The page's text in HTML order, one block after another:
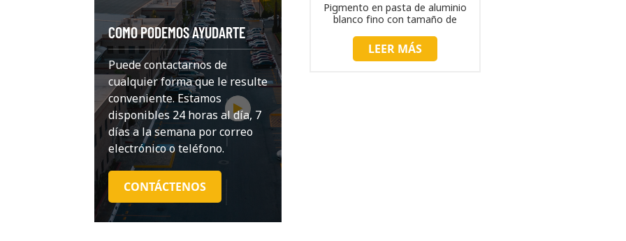
COMO PODEMOS AYUDARTE
Puede contactarnos de
cualquier forma que le resulte
conveniente. Estamos
disponibles 24 horas al día, 7
días a la semana por correo
electrónico o teléfono.
CONTÁCTENOS
Pigmento en pasta de aluminio
blanco fino con tamaño de
LEER MÁS